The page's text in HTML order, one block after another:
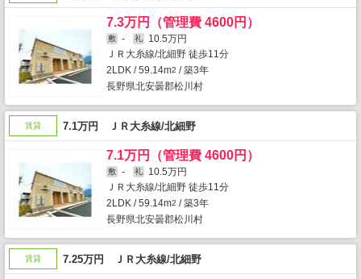
7.3万円（管理費 4600円）
敷 - 礼
10.5万円
ＪＲ大糸線/北細野 徒歩11分
2LDK / 59.14m2 / 築3年
長野県北安曇郡松川村
賃貸 7.1万円 ＪＲ大糸線/北細野
7.1万円（管理費 4600円）
敷 - 礼
10.5万円
ＪＲ大糸線/北細野 徒歩11分
2LDK / 59.14m2 / 築3年
長野県北安曇郡松川村
賃貸 7.25万円 ＪＲ大糸線/北細野